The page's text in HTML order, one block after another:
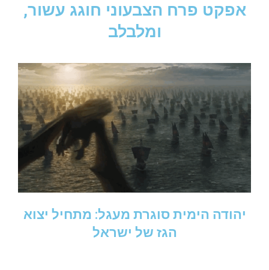
אפקט פרח הצבעוני חוגג עשור,
ומלבלב
יהודה הימית סוגרת מעגל: מתחיל יצוא
הגז של ישראל